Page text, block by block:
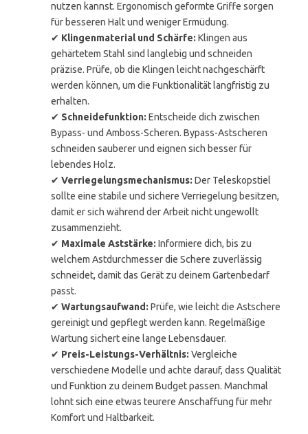
nutzen kannst. Ergonomisch geformte Griffe sorgen
für besseren Halt und weniger Ermüdung.
✔ Klingenmaterial und Schärfe: Klingen aus
gehärtetem Stahl sind langlebig und schneiden
präzise. Prüfe, ob die Klingen leicht nachgeschärft
werden können, um die Funktionalität langfristig zu
erhalten.
✔ Schneidefunktion: Entscheide dich zwischen
Bypass- und Amboss-Scheren. Bypass-Astscheren
schneiden sauberer und eignen sich besser für
lebendes Holz.
✔ Verriegelungsmechanismus: Der Teleskopstiel
sollte eine stabile und sichere Verriegelung besitzen,
damit er sich während der Arbeit nicht ungewollt
zusammenzieht.
✔ Maximale Aststärke: Informiere dich, bis zu
welchem Astdurchmesser die Schere zuverlässig
schneidet, damit das Gerät zu deinem Gartenbedarf
passt.
✔ Wartungsaufwand: Prüfe, wie leicht die Astschere
gereinigt und gepflegt werden kann. Regelmäßige
Wartung sichert eine lange Lebensdauer.
✔ Preis-Leistungs-Verhältnis: Vergleiche
verschiedene Modelle und achte darauf, dass Qualität
und Funktion zu deinem Budget passen. Manchmal
lohnt sich eine etwas teurere Anschaffung für mehr
Komfort und Haltbarkeit.